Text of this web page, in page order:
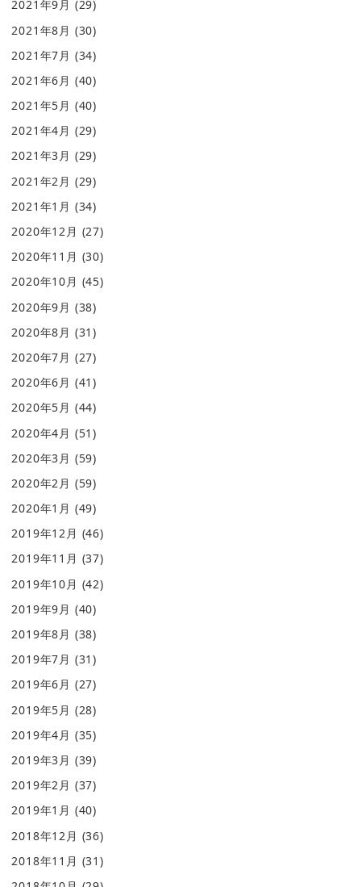
2021年9月 (29)
2021年8月 (30)
2021年7月 (34)
2021年6月 (40)
2021年5月 (40)
2021年4月 (29)
2021年3月 (29)
2021年2月 (29)
2021年1月 (34)
2020年12月 (27)
2020年11月 (30)
2020年10月 (45)
2020年9月 (38)
2020年8月 (31)
2020年7月 (27)
2020年6月 (41)
2020年5月 (44)
2020年4月 (51)
2020年3月 (59)
2020年2月 (59)
2020年1月 (49)
2019年12月 (46)
2019年11月 (37)
2019年10月 (42)
2019年9月 (40)
2019年8月 (38)
2019年7月 (31)
2019年6月 (27)
2019年5月 (28)
2019年4月 (35)
2019年3月 (39)
2019年2月 (37)
2019年1月 (40)
2018年12月 (36)
2018年11月 (31)